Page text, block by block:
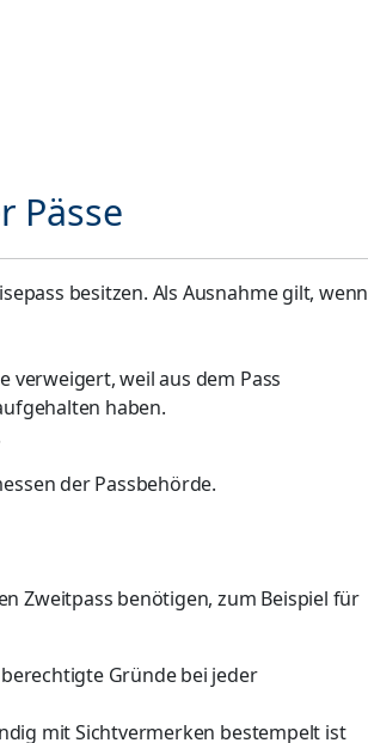
Pässe
besitzen. Als Ausnahme gilt, wenn
verweigert, weil aus dem Pass
haben.
der Passbehörde.
Zweitpass benötigen, zum Beispiel für
Gründe bei jeder
mit Sichtvermerken bestempelt ist